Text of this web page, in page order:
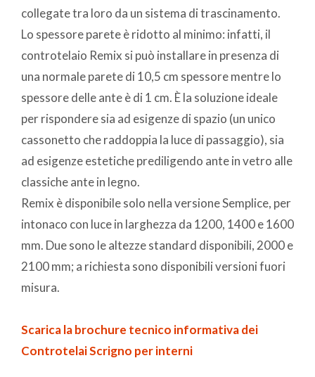
collegate tra loro da un sistema di trascinamento.
Lo spessore parete è ridotto al minimo: infatti, il
controtelaio Remix si può installare in presenza di
una normale parete di 10,5 cm spessore mentre lo
spessore delle ante è di 1 cm. È la soluzione ideale
per rispondere sia ad esigenze di spazio (un unico
cassonetto che raddoppia la luce di passaggio), sia
ad esigenze estetiche prediligendo ante in vetro alle
classiche ante in legno.
Remix è disponibile solo nella versione Semplice, per
intonaco con luce in larghezza da 1200, 1400 e 1600
mm. Due sono le altezze standard disponibili, 2000 e
2100 mm; a richiesta sono disponibili versioni fuori
misura.
Scarica la brochure tecnico informativa dei
Controtelai Scrigno per interni